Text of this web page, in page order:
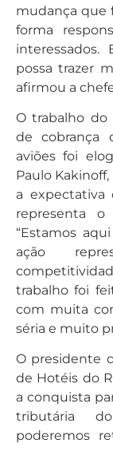
mudança que
forma
possa trazer
afirmou a
O trabalho do
de cobrança
aviões foi
Paulo
a expectativa
representa
“Estamos
ação
trabalho foi
com muita
séria e muito
O presidente
de Hotéis do
a conquista
tributária
poderemos